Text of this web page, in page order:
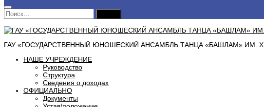
Найти:
ГАУ «ГОСУДАРСТВЕННЫЙ ЮНОШЕСКИЙ АНСАМБЛЬ ТАНЦА «БАШЛАМ» ИМ.
НАШЕ УЧРЕЖДЕНИЕ
Руководство
Структура
Сведения о доходах
ОФИЦИАЛЬНО
Документы